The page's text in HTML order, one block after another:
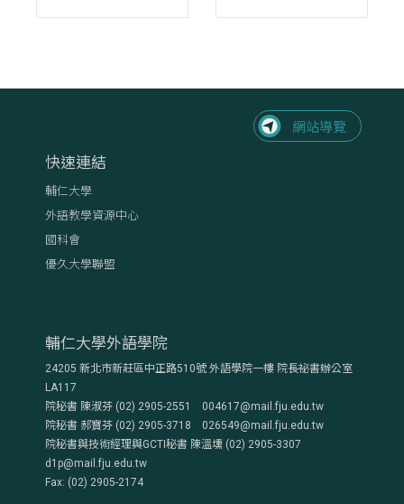
快速連結
輔仁大學
外語教學資源中心
國科會
優久大學聯盟
輔仁大學外語學院
24205 新北市新莊區中正路510號 外語學院一樓 院長祕書辦公室
LA117
院秘書 陳淑芬 (02) 2905-2551 004617@mail.fju.edu.tw
院秘書 郝寶芬 (02) 2905-3718 026549@mail.fju.edu.tw
院秘書與技術經理與GCTI秘書 陳溫壎 (02) 2905-3307
d1p@mail.fju.edu.tw
Fax: (02) 2905-2174